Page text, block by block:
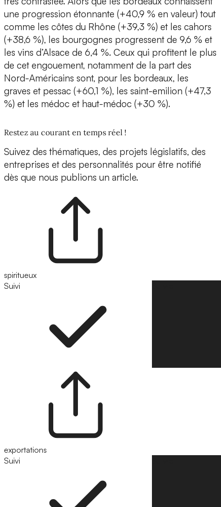
une progression étonnante (+40,9 % en valeur) tout
comme les côtes du Rhône (+39,3 %) et les cahors
(+38,6 %), les bourgognes progressent de 9,6 % et
les vins d’Alsace de 6,4 %. Ceux qui profitent le plus
de cet engouement, notamment de la part des
Nord-Américains sont, pour les bordeaux, les
graves et pessac (+60,1 %), les saint-emilion (+47,3
%) et les médoc et haut-médoc (+30 %).
Restez au courant en temps réel !
Suivez des thématiques, des projets législatifs, des
entreprises et des personnalités pour être notifié
dès que nous publions un article.
spiritueux
Suivi
exportations
Suivi